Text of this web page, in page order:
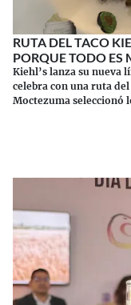
RUTA DEL TACO
PORQUE TODO ES
Kiehl’s lanza su nueva
celebra con una ruta
Moctezuma seleccionó